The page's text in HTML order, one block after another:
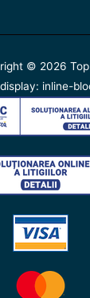
© 2026
inline-